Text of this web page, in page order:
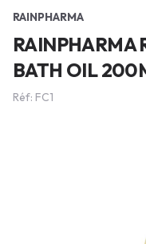
RAINPHARMA
RAINPHARMA
BATH OIL
Réf: FC1